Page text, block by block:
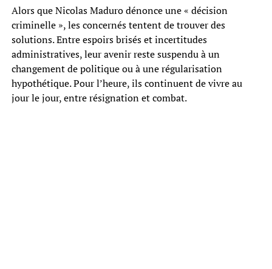
Alors que Nicolas Maduro dénonce une « décision
criminelle », les concernés tentent de trouver des
solutions. Entre espoirs brisés et incertitudes
administratives, leur avenir reste suspendu à un
changement de politique ou à une régularisation
hypothétique. Pour l’heure, ils continuent de vivre au
jour le jour, entre résignation et combat.